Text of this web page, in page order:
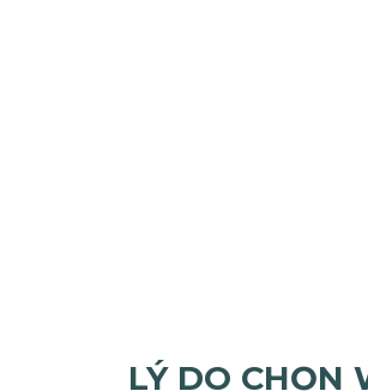
LÝ DO CHỌN